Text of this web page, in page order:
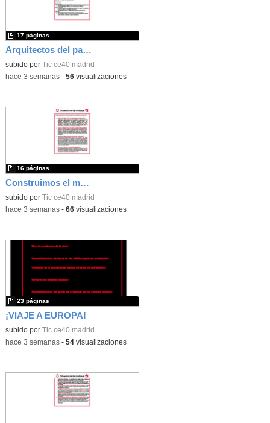
Arquitectos del pasado
subido por Tic ce40 madrid
17 páginas
-hace 3 semanas- 56visualizaciones
Construimos el mundo con LEGO
subido por Tic ce40 madrid
16 páginas
-hace 3 semanas- 66visualizaciones
¡VIAJE A EUROPA!
subido por Tic ce40 madrid
23 páginas
-hace 3 semanas- 54visualizaciones